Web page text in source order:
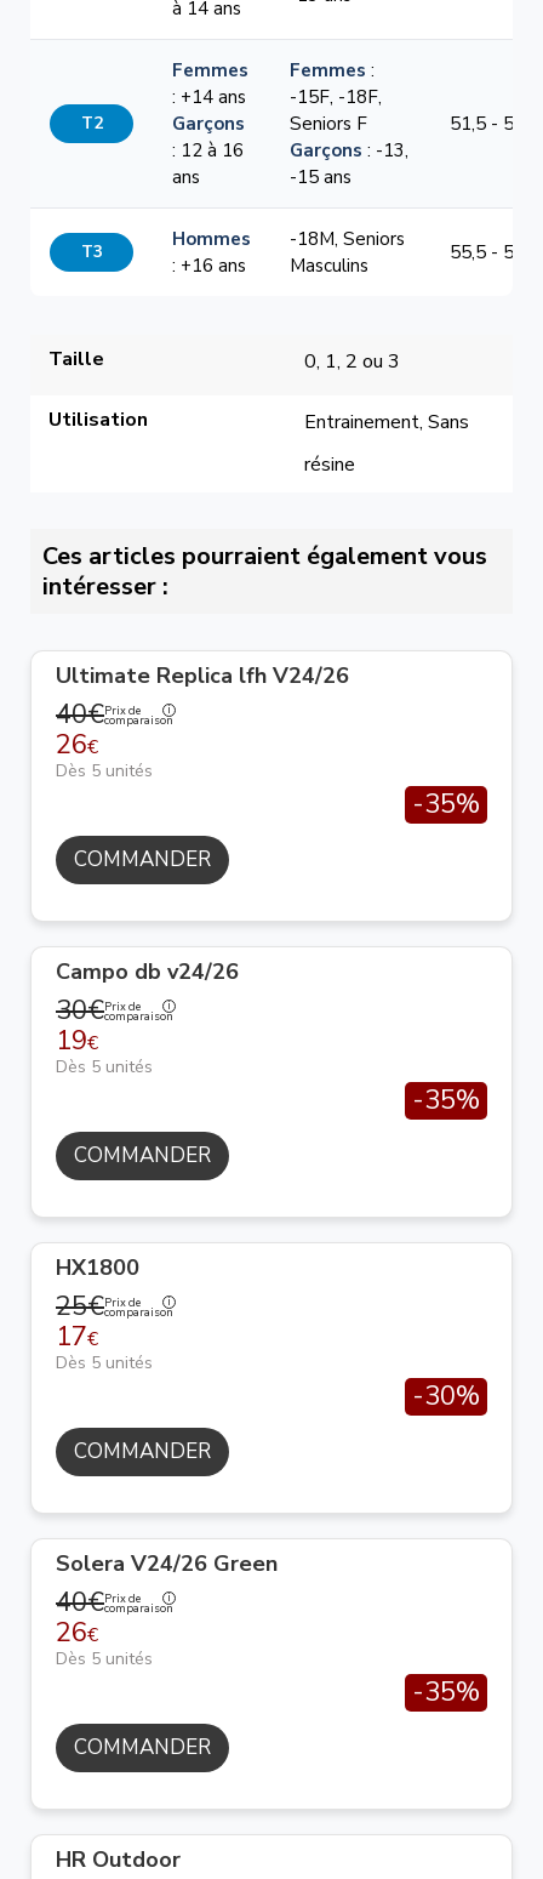
à 14 ans
T2
Femmes
: +14 ans
Garçons
: 12 à 16
ans
Femmes :
-15F, -18F,
Seniors F
Garçons : -13,
-15 ans
51,5 -
T3
Hommes
: +16 ans
-18M, Seniors
Masculins
55,5 -
Taille 0, 1, 2 ou 3
Utilisation
Entrainement, Sans
résine
Ces articles pourraient également vous
intéresser :
Ultimate Replica lfh V24/26
40€Prix de
comparaison
26€
Dès 5 unités
-35%
COMMANDER
Campo db v24/26
30€Prix de
comparaison
19€
Dès 5 unités
-35%
COMMANDER
HX1800
25€Prix de
comparaison
17€
Dès 5 unités
-30%
COMMANDER
Solera V24/26 Green
40€Prix de
comparaison
26€
Dès 5 unités
-35%
COMMANDER
HR Outdoor